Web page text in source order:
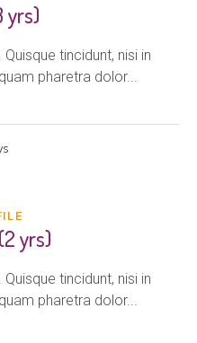
yrs)
tincidunt, nisi in
pharetra dolor...
yrs)
tincidunt, nisi in
pharetra dolor...